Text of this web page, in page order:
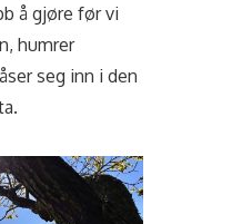
å gjøre før vi
humrer
seg inn i den